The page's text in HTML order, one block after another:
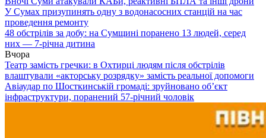
У Сумах призупинять одну з водонасосних станцій на час
проведення ремонту
48 обстрілів за добу: на Сумщині поранено 13 людей, серед
них — 7-річна дитина
Вчора
Театр замість гречки: в Охтирці людям після обстрілів
влаштували «акторську розрядку» замість реальної допомоги
Авіаудар по Шосткинській громаді: зруйновано об’єкт
інфраструктури, поранений 57-річний чоловік